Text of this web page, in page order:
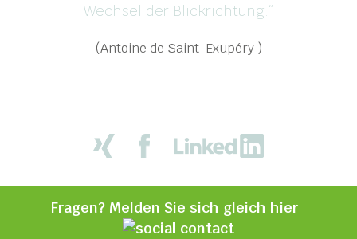
Wechsel der Blickrichtung.“
(Antoine de Saint-Exupéry )
Fragen? Melden Sie sich gleich hier